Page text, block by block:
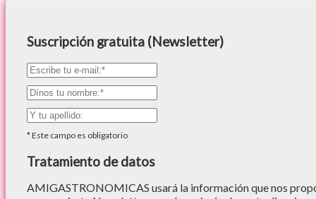
Suscripción gratuita (Newsletter)
*Este campo es obligatorio
Tratamiento de datos
AMIGASTRONOMICAS usará la información que nos